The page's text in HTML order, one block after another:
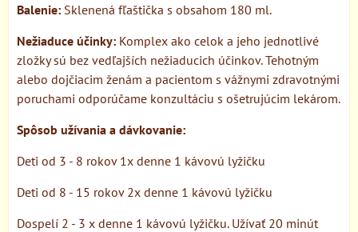
Balenie: Sklenená fľaštička s obsahom 180 ml.
Nežiaduce účinky: Komplex ako celok a jeho jednotlivé
zložky sú bez vedľajších nežiaducich účinkov. Tehotným
alebo dojčiacim ženám a pacientom s vážnymi zdravotnými
poruchami odporúčame konzultáciu s ošetrujúcim lekárom.
Spôsob užívania a dávkovanie:
Deti od 3 - 8 rokov 1x denne 1 kávovú lyžičku
Deti od 8 - 15 rokov 2x denne 1 kávovú lyžičku
Dospelí 2 - 3 x denne 1 kávovú lyžičku. Užívať 20 minút